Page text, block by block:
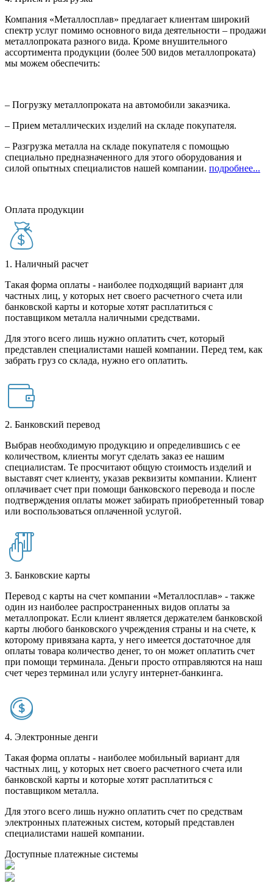
Компания «Металлосплав» предлагает клиентам широкий
спектр услуг помимо основного вида деятельности – продажи
металлопроката разного вида. Кроме внушительного
ассортимента продукции (более 500 видов металлопроката)
мы можем обеспечить:
– Погрузку металлопроката на автомобили заказчика.
– Прием металлических изделий на складе покупателя.
– Разгрузка металла на складе покупателя с помощью
специально предназначенного для этого оборудования и
силой опытных специалистов нашей компании. подробнее...
Оплата продукции
1. Наличный расчет
Такая форма оплаты - наиболее подходящий вариант для
частных лиц, у которых нет своего расчетного счета или
банковской карты и которые хотят расплатиться с
поставщиком металла наличными средствами.
Для этого всего лишь нужно оплатить счет, который
представлен специалистами нашей компании. Перед тем, как
забрать груз со склада, нужно его оплатить.
2. Банковский перевод
Выбрав необходимую продукцию и определившись с ее
количеством, клиенты могут сделать заказ ее нашим
специалистам. Те просчитают общую стоимость изделий и
выставят счет клиенту, указав реквизиты компании. Клиент
оплачивает счет при помощи банковского перевода и после
подтверждения оплаты может забирать приобретенный товар
или воспользоваться оплаченной услугой.
3. Банковские карты
Перевод с карты на счет компании «Металлосплав» - также
один из наиболее распространенных видов оплаты за
металлопрокат. Если клиент является держателем банковской
карты любого банковского учреждения страны и на счете, к
которому привязана карта, у него имеется достаточное для
оплаты товара количество денег, то он может оплатить счет
при помощи терминала. Деньги просто отправляются на наш
счет через терминал или услугу интернет-банкинга.
4. Электронные денги
Такая форма оплаты - наиболее мобильный вариант для
частных лиц, у которых нет своего расчетного счета или
банковской карты и которые хотят расплатиться с
поставщиком металла.
Для этого всего лишь нужно оплатить счет по средствам
электронных платежных систем, который представлен
специалистами нашей компании.
Доступные платежные системы